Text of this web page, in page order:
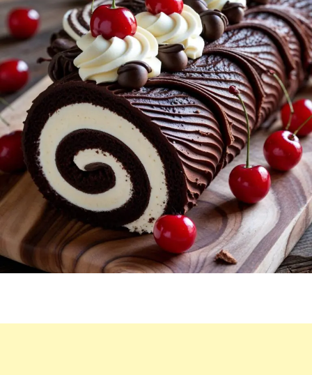
FAÇON
PÂTISSIER
SIMPLE